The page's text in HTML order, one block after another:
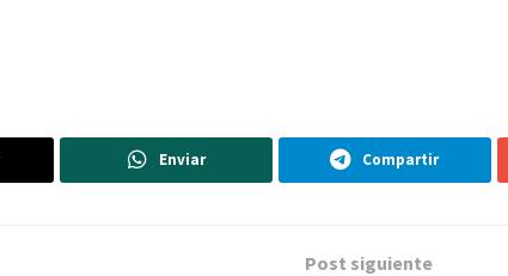
Enviar Compartir
Post siguiente